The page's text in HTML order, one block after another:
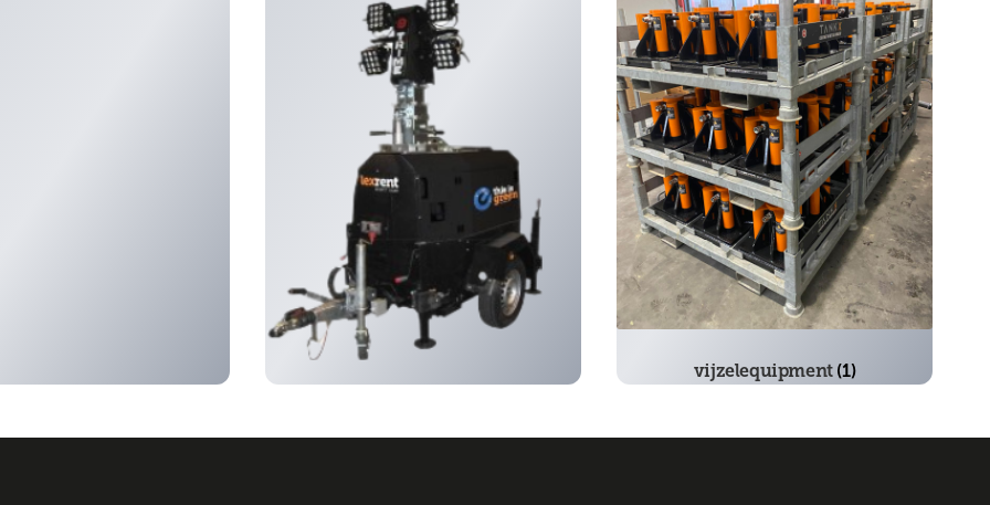
vijzelequipment (1)